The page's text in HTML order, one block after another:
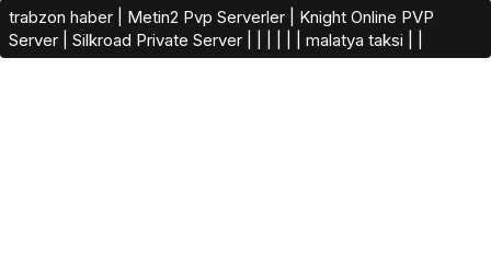
trabzon haber Metin2 Pvp Serverler
Knight Online PVP
Server
Silkroad Private Server​ malatya taksi